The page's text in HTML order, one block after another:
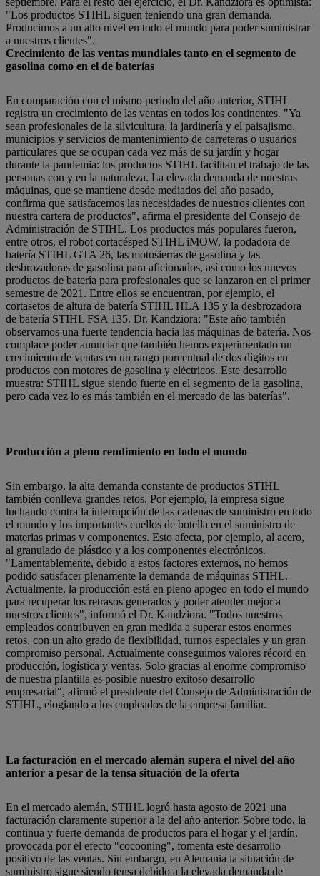
"Los productos STIHL siguen teniendo una gran demanda.
Producimos a un alto nivel en todo el mundo para poder suministrar
a nuestros clientes".
Crecimiento de las ventas mundiales tanto en el segmento de
gasolina como en el de baterías
En comparación con el mismo periodo del año anterior, STIHL
registra un crecimiento de las ventas en todos los continentes. "Ya
sean profesionales de la silvicultura, la jardinería y el paisajismo,
municipios y servicios de mantenimiento de carreteras o usuarios
particulares que se ocupan cada vez más de su jardín y hogar
durante la pandemia: los productos STIHL facilitan el trabajo de las
personas con y en la naturaleza. La elevada demanda de nuestras
máquinas, que se mantiene desde mediados del año pasado,
confirma que satisfacemos las necesidades de nuestros clientes con
nuestra cartera de productos", afirma el presidente del Consejo de
Administración de STIHL. Los productos más populares fueron,
entre otros, el robot cortacésped STIHL iMOW, la podadora de
batería STIHL GTA 26, las motosierras de gasolina y las
desbrozadoras de gasolina para aficionados, así como los nuevos
productos de batería para profesionales que se lanzaron en el primer
semestre de 2021. Entre ellos se encuentran, por ejemplo, el
cortasetos de altura de batería STIHL HLA 135 y la desbrozadora
de batería STIHL FSA 135. Dr. Kandziora: "Este año también
observamos una fuerte tendencia hacia las máquinas de batería. Nos
complace poder anunciar que también hemos experimentado un
crecimiento de ventas en un rango porcentual de dos dígitos en
productos con motores de gasolina y eléctricos. Este desarrollo
muestra: STIHL sigue siendo fuerte en el segmento de la gasolina,
pero cada vez lo es más también en el mercado de las baterías".
Producción a pleno rendimiento en todo el mundo
Sin embargo, la alta demanda constante de productos STIHL
también conlleva grandes retos. Por ejemplo, la empresa sigue
luchando contra la interrupción de las cadenas de suministro en todo
el mundo y los importantes cuellos de botella en el suministro de
materias primas y componentes. Esto afecta, por ejemplo, al acero,
al granulado de plástico y a los componentes electrónicos.
"Lamentablemente, debido a estos factores externos, no hemos
podido satisfacer plenamente la demanda de máquinas STIHL.
Actualmente, la producción está en pleno apogeo en todo el mundo
para recuperar los retrasos generados y poder atender mejor a
nuestros clientes", informó el Dr. Kandziora. "Todos nuestros
empleados contribuyen en gran medida a superar estos enormes
retos, con un alto grado de flexibilidad, turnos especiales y un gran
compromiso personal. Actualmente conseguimos valores récord en
producción, logística y ventas. Solo gracias al enorme compromiso
de nuestra plantilla es posible nuestro exitoso desarrollo
empresarial", afirmó el presidente del Consejo de Administración de
STIHL, elogiando a los empleados de la empresa familiar.
La facturación en el mercado alemán supera el nivel del año
anterior a pesar de la tensa situación de la oferta
En el mercado alemán, STIHL logró hasta agosto de 2021 una
facturación claramente superior a la del año anterior. Sobre todo, la
continua y fuerte demanda de productos para el hogar y el jardín,
provocada por el efecto "cocooning", fomenta este desarrollo
positivo de las ventas. Sin embargo, en Alemania la situación de
suministro sigue siendo tensa debido a la elevada demanda de